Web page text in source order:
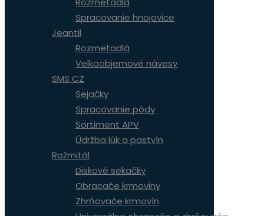
Spracovanie hnojovice
Jeantil
Rozmetadlá
Velkoobjemové návesy
SMS CZ
Sejačky
Spracovanie pôdy
Sortiment APV
Údržba lúk a pastvín
Rožmitál
Diskové sekačky
Obracače krmoviny
Zhrňovače krmovín